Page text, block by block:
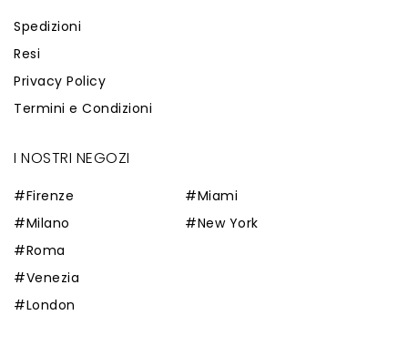
Spedizioni
Resi
Privacy Policy
Termini e Condizioni
I NOSTRI NEGOZI
#Firenze
#Milano
#Roma
#Venezia
#London
#Miami
#New York